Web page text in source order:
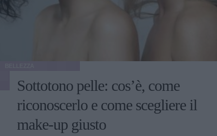
Sottotono pelle: cos’è, come
riconoscerlo e come scegliere il
make-up giusto